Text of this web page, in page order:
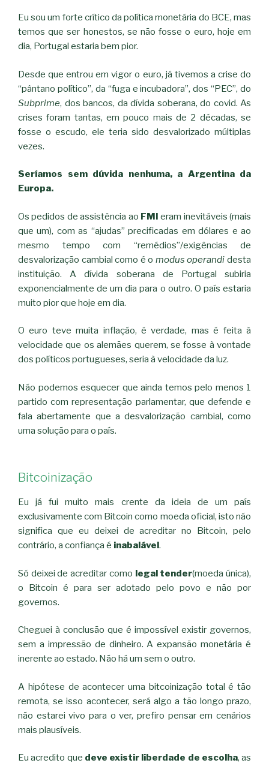
Eu sou um forte crítico da política monetária do BCE, mas
temos que ser honestos, se não fosse o euro, hoje em
dia, Portugal estaria bem pior.
Desde que entrou em vigor o euro, já tivemos a crise do
“pântano político”, da “fuga e incubadora”, dos “PEC”, do
Subprime, dos bancos, da dívida soberana, do covid. As
crises foram tantas, em pouco mais de 2 décadas, se
fosse o escudo, ele teria sido desvalorizado múltiplas
vezes.
Seríamos sem dúvida nenhuma, a Argentina da
Europa.
Os pedidos de assistência ao FMIeram inevitáveis (mais
que um), com as “ajudas” precificadas em dólares e ao
mesmo tempo com “remédios”/exigências de
desvalorização cambial como é o modus operandi desta
instituição. A dívida soberana de Portugal subiria
exponencialmente de um dia para o outro. O país estaria
muito pior que hoje em dia.
O euro teve muita inflação, é verdade, mas é feita à
velocidade que os alemães querem, se fosse à vontade
dos políticos portugueses, seria à velocidade da luz.
Não podemos esquecer que ainda temos pelo menos 1
partido com representação parlamentar, que defende e
fala abertamente que a desvalorização cambial, como
uma solução para o país.
Bitcoinização
Eu já fui muito mais crente da ideia de um país
exclusivamente com Bitcoin como moeda oficial, isto não
significa que eu deixei de acreditar no Bitcoin, pelo
contrário, a confiança é inabalável.
Só deixei de acreditar como legal tender(moeda única),
o Bitcoin é para ser adotado pelo povo e não por
governos.
Cheguei à conclusão que é impossível existir governos,
sem a impressão de dinheiro. A expansão monetária é
inerente ao estado. Não há um sem o outro.
A hipótese de acontecer uma bitcoinização total é tão
remota, se isso acontecer, será algo a tão longo prazo,
não estarei vivo para o ver, prefiro pensar em cenários
mais plausíveis.
Eu acredito que deve existir liberdade de escolha, as